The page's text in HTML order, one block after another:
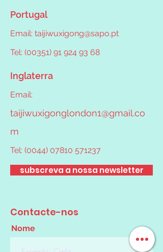
Portugal
Email: taijiwuxigong@sapo.pt
Tel: (00351) 91 924 93 68
Inglaterra
Email:
taijiwuxigonglondon1@gmail.co
m
Tel: (0044) 07810 571237
subscreva a nossa newsletter
Contacte-nos
Nome